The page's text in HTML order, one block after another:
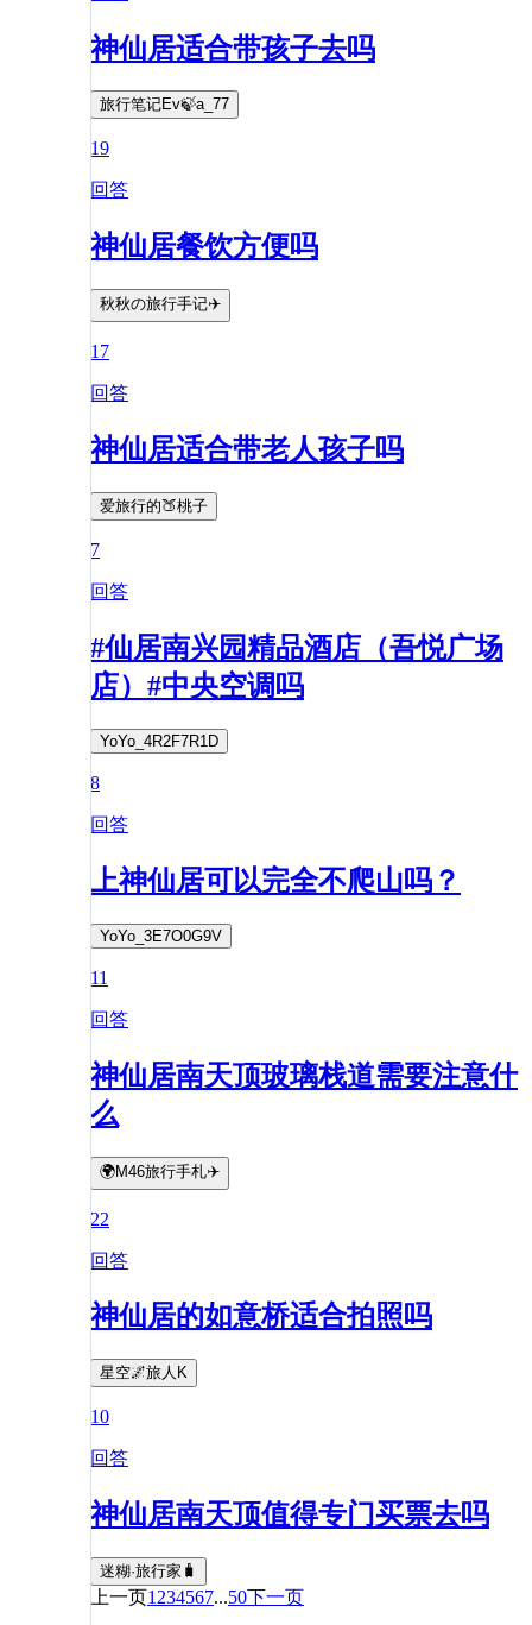
神仙居适合带孩子去吗
旅行笔记Ev🍃a_77
19
回答
神仙居餐饮方便吗
秋秋の旅行手记✈️
17
回答
神仙居适合带老人孩子吗
爱旅行的🍑桃子
7
回答
#仙居南兴园精品酒店（吾悦广场
店）#中央空调吗
YoYo_4R2F7R1D
8
回答
上神仙居可以完全不爬山吗？
YoYo_3E7O0G9V
11
回答
神仙居南天顶玻璃栈道需要注意什
么
🌍M46旅行手札✈️
22
回答
神仙居的如意桥适合拍照吗
星空🌌旅人K
10
回答
神仙居南天顶值得专门买票去吗
迷糊·旅行家🧳
上一页1 234567...50下一页